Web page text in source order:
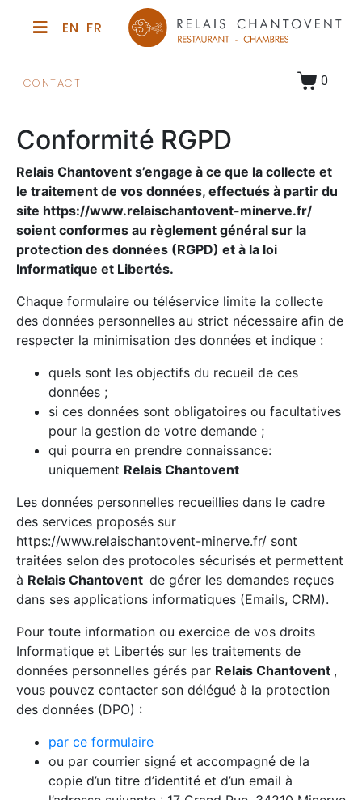
CONTACT 0
Conformité RGPD
Relais Chantovent s’engage à ce que la collecte et
le traitement de vos données, effectués à partir du
site https://www.relaischantovent-minerve.fr/
soient conformes au règlement général sur la
protection des données (RGPD) et à la loi
Informatique et Libertés.
Chaque formulaire ou téléservice limite la collecte
des données personnelles au strict nécessaire afin de
respecter la minimisation des données et indique :
quels sont les objectifs du recueil de ces
données ;
si ces données sont obligatoires ou facultatives
pour la gestion de votre demande ;
qui pourra en prendre connaissance:
uniquement Relais Chantovent
Les données personnelles recueillies dans le cadre
des services proposés sur
https://www.relaischantovent-minerve.fr/ sont
traitées selon des protocoles sécurisés et permettent
à Relais Chantovent de gérer les demandes reçues
dans ses applications informatiques (Emails, CRM).
Pour toute information ou exercice de vos droits
Informatique et Libertés sur les traitements de
données personnelles gérés par Relais Chantovent ,
vous pouvez contacter son délégué à la protection
des données (DPO) :
par ce formulaire
ou par courrier signé et accompagné de la
copie d’un titre d’identité et d’un email à